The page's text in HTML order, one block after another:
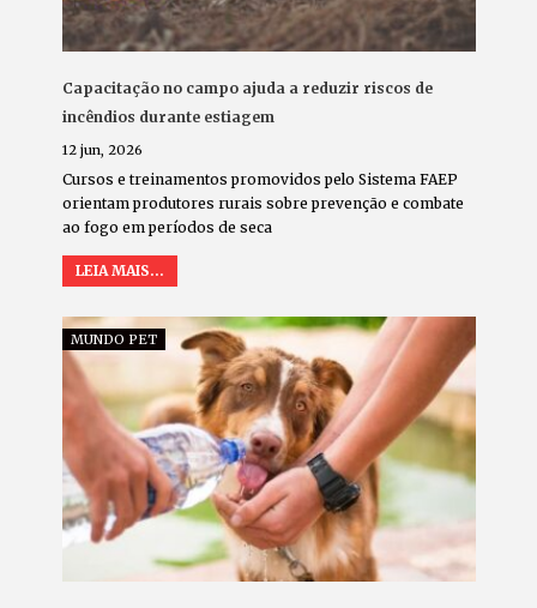
Capacitação no campo ajuda a reduzir riscos de
incêndios durante estiagem
12 jun, 2026
Cursos e treinamentos promovidos pelo Sistema FAEP
orientam produtores rurais sobre prevenção e combate
ao fogo em períodos de seca
LEIA MAIS...
MUNDO PET